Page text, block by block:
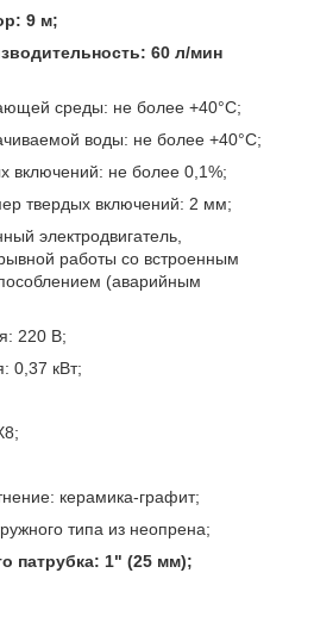
9 м;
60 л/мин
среды: не более +40°С;
воды: не более +40°С;
включений: не более 0,1%;
твердых включений: 2 мм;
электродвигатель,
работы со встроенным
(аварийным
220 В;
0,37 кВт;
керамика-графит;
типа из неопрена;
патрубка: 1" (25 мм);